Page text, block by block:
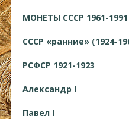
МОНЕТЫ СССР 1961-1991
СССР «ранние» (1924-
РСФСР 1921-1923
Александр I
Павел I